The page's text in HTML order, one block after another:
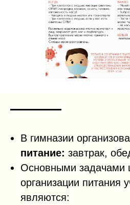
В гимназии
питание: завтрак,
Основными задачами
организации питания
являются: